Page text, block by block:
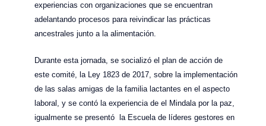
experiencias con organizaciones que se encuentran
adelantando procesos para reivindicar las prácticas
ancestrales junto a la alimentación.
Durante esta jornada, se socializó el plan de acción de
este comité, la Ley 1823 de 2017, sobre la implementación
de las salas amigas de la familia lactantes en el aspecto
laboral, y se contó la experiencia de el Mindala por la paz,
igualmente se presentó la Escuela de líderes gestores en